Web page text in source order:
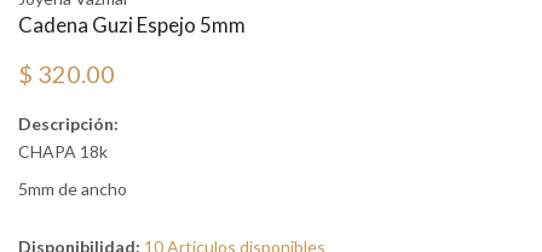
Cadena Guzi Espejo 5mm
$ 320.00
Descripción:
CHAPA 18k
5mm de ancho
Disponibilidad: 10 Artículos disponibles